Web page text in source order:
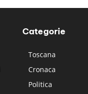
Categorie
Toscana
Cronaca
Politica